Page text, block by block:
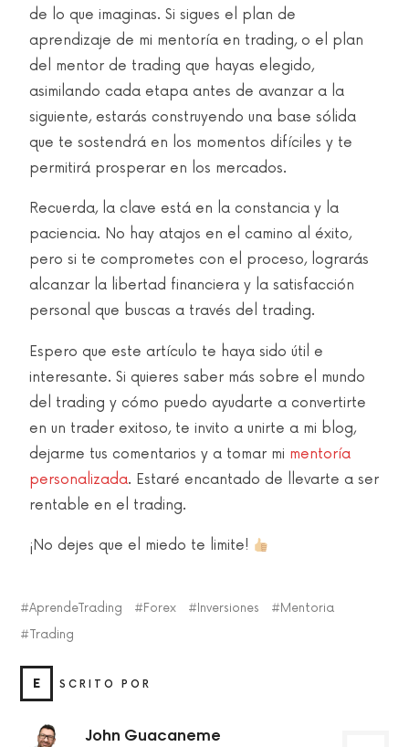
de lo que imaginas. Si sigues el plan de
aprendizaje de mi mentoría en trading, o el plan
del mentor de trading que hayas elegido,
asimilando cada etapa antes de avanzar a la
siguiente, estarás construyendo una base sólida
que te sostendrá en los momentos difíciles y te
permitirá prosperar en los mercados.
Recuerda, la clave está en la constancia y la
paciencia. No hay atajos en el camino al éxito,
pero si te comprometes con el proceso, lograrás
alcanzar la libertad financiera y la satisfacción
personal que buscas a través del trading.
Espero que este artículo te haya sido útil e
interesante. Si quieres saber más sobre el mundo
del trading y cómo puedo ayudarte a convertirte
en un trader exitoso, te invito a unirte a mi blog,
dejarme tus comentarios y a tomar mi mentoría
personalizada. Estaré encantado de llevarte a ser
rentable en el trading.
¡No dejes que el miedo te limite!
AprendeTrading Forex Inversiones
Mentoria
Trading
E SCRITO POR
John Guacaneme